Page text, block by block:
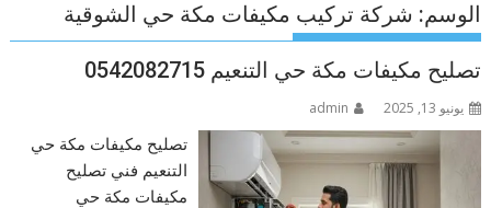
الوسم: شركة تركيب مكيفات مكة حي الشوقية
تصليح مكيفات مكة حي التنعيم 0542082715
يونيو 13, 2025 admin
تصليح مكيفات مكة حي
التنعيم فني تصليح
مكيفات مكة حي